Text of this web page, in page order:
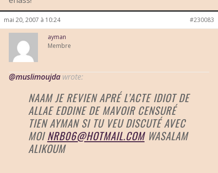
mai 20, 2007 à 10:24 #230083
ayman
Membre
@muslimoujda wrote:
NAAM JE REVIEN APRÉ L’ACTE IDIOT DE
ALLAE EDDINE DE MAVOIR CENSURÉ
TIEN AYMAN SI TU VEU DISCUTÉ AVEC
MOINRB06@HOTMAIL.COMWASALAM
ALIKOUM